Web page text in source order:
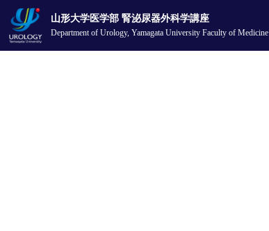
山形大学医学部 腎泌尿器外科学講座
Department of Urology,Yamagata University Faculty of Medicine